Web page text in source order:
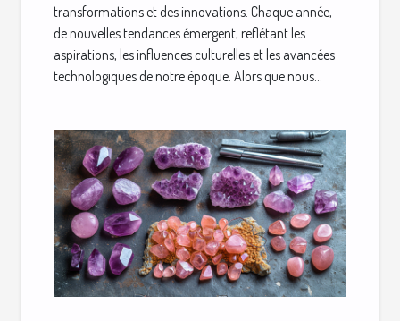
transformations et des innovations. Chaque année,
de nouvelles tendances émergent, reflétant les
aspirations, les influences culturelles et les avancées
technologiques de notre époque. Alors que nous...